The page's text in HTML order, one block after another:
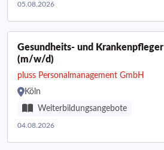
05.08.2026
Gesundheits- und Krankenpfleger
(m/w/d)
pluss Personalmanagement GmbH
Köln
Weiterbildungsangebote
04.08.2026